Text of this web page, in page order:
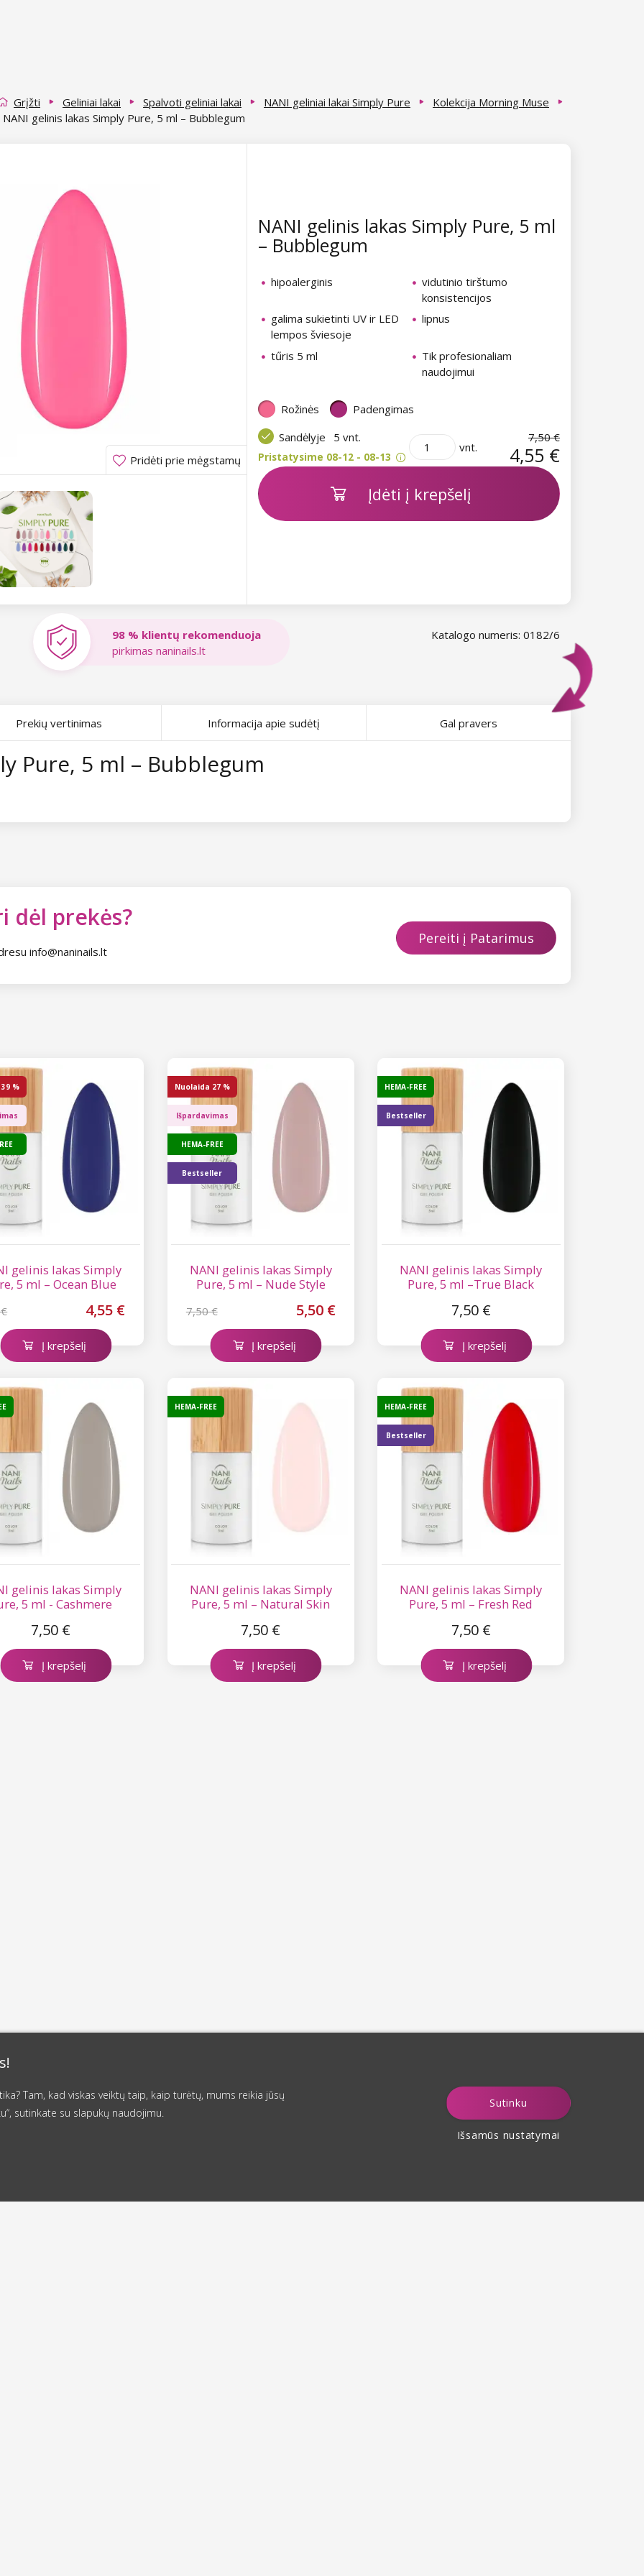
Tam, kad viskas veiktų taip, kaip turėtų, mums reikia jūsų
sutinkate su slapukų naudojimu.
Sutinku
Išsamūs nustatymai
Grįžti Geliniai lakai Spalvoti geliniai lakai NANI geliniai lakai Simply Pure
Kolekcija Morning Muse
NANI gelinis lakas Simply Pure, 5 ml – Bubblegum
Pridėti prie mėgstamų
NANI gelinis lakas Simply Pure, 5 ml
– Bubblegum
hipoalerginis
vidutinio tirštumo
konsistencijos
galima sukietinti UV ir LED
lempos šviesoje
lipnus
tűris 5 ml
Tik profesionaliam
naudojimui
Rožinės
Padengimas
Sandėlyje
5 vnt.
Pristatysime 08-12 - 08-13
vnt.
7,50 €
4,55 €
Įdėti į krepšelį
Katalogo numeris: 0182/6
98 % klientų rekomenduoja
pirkimas naninails.lt
Pure, 5 ml – Bubblegum
Prekių vertinimas Informacija apie sudėtį Gal pravers
dėl prekės?
info@naninails.lt
Pereiti į Patarimus
gelinis lakas Simply
5 ml – Ocean Blue
4,55 €
39 %
Į krepšelį
NANI gelinis lakas Simply
Pure, 5 ml – Nude Style
7,50 € 5,50 €
Nuolaida 27 %
Išpardavimas
HEMA-FREE
Bestseller
Į krepšelį
NANI gelinis lakas Simply
Pure, 5 ml –True Black
7,50 €
HEMA-FREE
Bestseller
Į krepšelį
gelinis lakas Simply
5 ml - Cashmere
7,50 €
Į krepšelį
NANI gelinis lakas Simply
Pure, 5 ml – Natural Skin
7,50 €
HEMA-FREE
Į krepšelį
NANI gelinis lakas Simply
Pure, 5 ml – Fresh Red
7,50 €
HEMA-FREE
Bestseller
Į krepšelį